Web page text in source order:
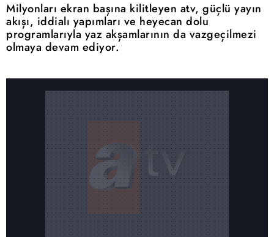
Milyonları ekran başına kilitleyen atv, güçlü yayın
akışı, iddialı yapımları ve heyecan dolu
programlarıyla yaz akşamlarının da vazgeçilmezi
olmaya devam ediyor.